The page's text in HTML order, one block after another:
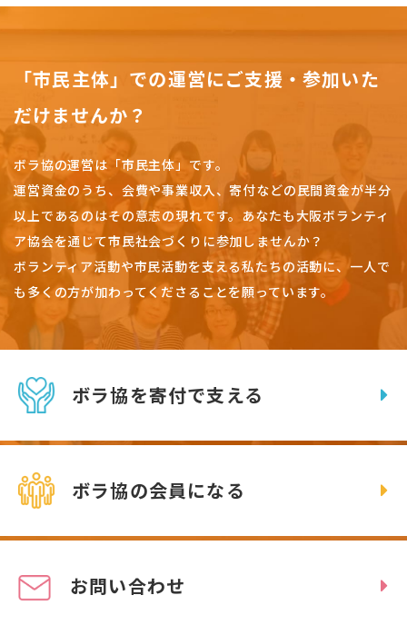
「市民主体」での運営にご支援・参加いた
だけませんか？
ボラ協の運営は「市民主体」です。
運営資金のうち、会費や事業収入、寄付などの民間資金が半分
以上であるのはその意志の現れです。 あなたも大阪ボランティ
ア協会を通じて市民社会づくりに参加しませんか？
ボランティア活動や市民活動を支える私たちの活動に、一人で
も多くの方が加わってくださることを願っています。
ボラ協を寄付で支える
ボラ協の会員になる
お問い合わせ